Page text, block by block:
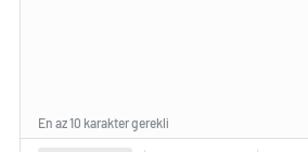
En az 10 karakter gerekli